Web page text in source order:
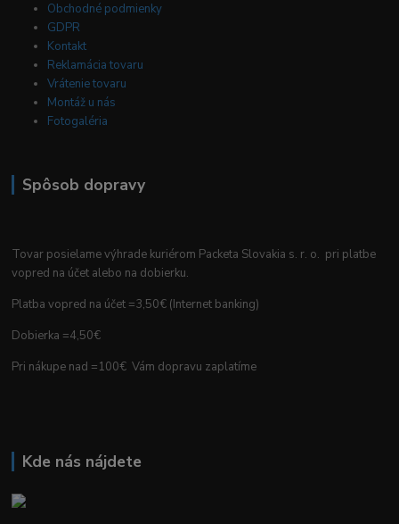
Obchodné podmienky
GDPR
Kontakt
Reklamácia tovaru
Vrátenie tovaru
Montáž u nás
Fotogaléria
Spôsob dopravy
Tovar posielame výhrade kuriérom Packeta Slovakia s. r. o. pri platbe
vopred na účet alebo na dobierku.
Platba vopred na účet =3,50€ (Internet banking)
Dobierka =4,50€
Pri nákupe nad =100€ Vám dopravu zaplatíme
Kde nás nájdete